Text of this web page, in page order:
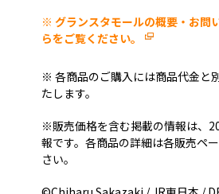
※ グランスタモールの概要・お問
らをご覧ください。
※ 各商品のご購入には商品代金と
たします。
※販売価格を含む掲載の情報は、
報です。各商品の詳細は各販売ペ
さい。